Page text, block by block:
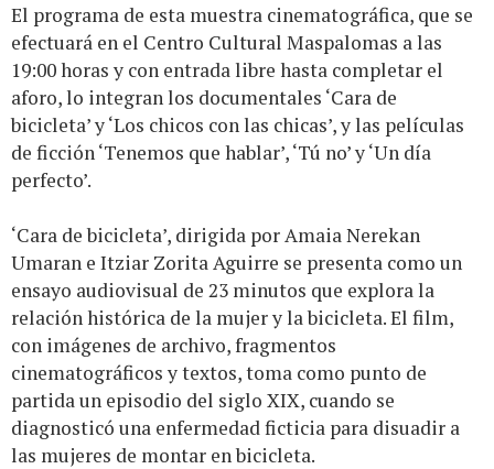
El programa de esta muestra cinematográfica, que se
efectuará en el Centro Cultural Maspalomas a las
19:00 horas y con entrada libre hasta completar el
aforo, lo integran los documentales ‘Cara de
bicicleta’ y ‘Los chicos con las chicas’, y las películas
de ficción ‘Tenemos que hablar’, ‘Tú no’ y ‘Un día
perfecto’.
‘Cara de bicicleta’, dirigida por Amaia Nerekan
Umaran e Itziar Zorita Aguirre se presenta como un
ensayo audiovisual de 23 minutos que explora la
relación histórica de la mujer y la bicicleta. El film,
con imágenes de archivo, fragmentos
cinematográficos y textos, toma como punto de
partida un episodio del siglo XIX, cuando se
diagnosticó una enfermedad ficticia para disuadir a
las mujeres de montar en bicicleta.